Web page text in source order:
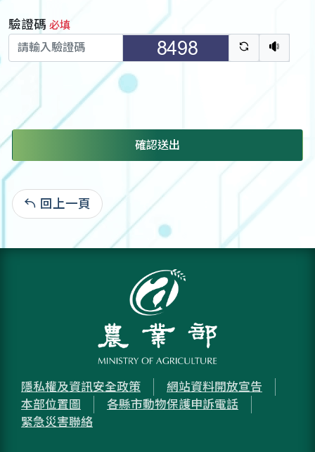
驗證碼 必填
驗證碼重新
聽語
確認送出
回上一頁
隱私權及資訊安全政策
網站資料開放宣告
本部位置圖
各縣市動物保護申訴電話
緊急災害聯絡